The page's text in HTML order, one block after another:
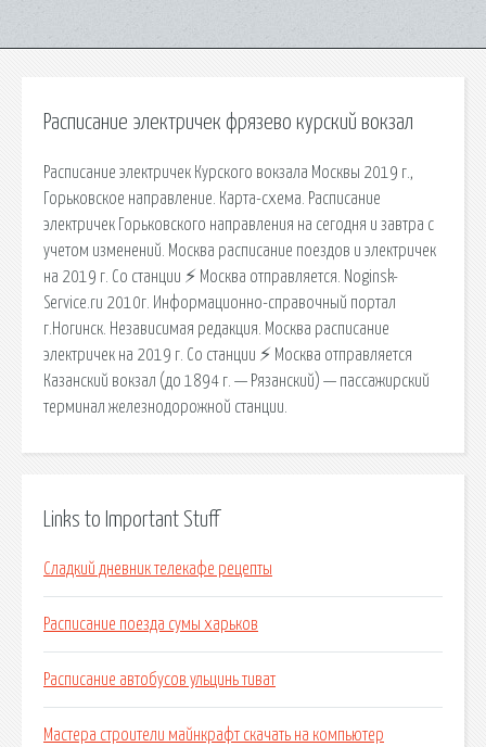
Расписание электричек фрязево курский вокзал
Расписание электричек Курского вокзала Москвы 2019 г.,
Горьковское направление. Карта-схема. Расписание
электричек Горьковского направления на сегодня и завтра с
учетом изменений. Москва расписание поездов и электричек
на 2019 г. Со станции ⚡ Москва отправляется. Noginsk-
Service.ru 2010г. Информационно-справочный портал
г.Ногинск. Независимая редакция. Москва расписание
электричек на 2019 г. Со станции ⚡ Москва отправляется
Казанский вокзал (до 1894 г. — Рязанский) — пассажирский
терминал железнодорожной станции.
Links to Important Stuff
Сладкий дневник телекафе рецепты
Расписание поезда сумы харьков
Расписание автобусов ульцинь тиват
Мастера строители майнкрафт скачать на компьютер